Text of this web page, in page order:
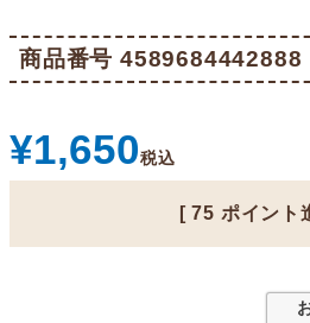
商品番号 4589684442888
¥1,650税込
[ 75 ポイント